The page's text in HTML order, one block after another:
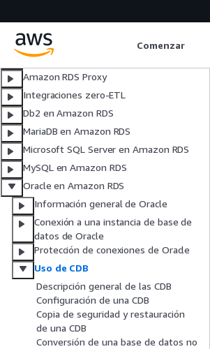
Comenzar
actividades de la base de datos
Amazon RDS Custom
Amazon RDS en AWS Outposts
Amazon RDS Proxy
Integraciones zero-ETL
Db2 en Amazon RDS
MariaDB en Amazon RDS
Microsoft SQL Server en Amazon RDS
MySQL en Amazon RDS
Oracle en Amazon RDS
Información general de Oracle
Conexión a una instancia de base de
datos de Oracle
Protección de conexiones de Oracle
Uso de CDB
Descripción general de las CDB
Configuración de una CDB
Copia de seguridad y restauración
de una CDB
Conversión de una base de datos no